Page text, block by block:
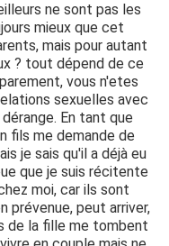
ne sont pas les
mieux que cet
mais pour autant
? tout dépend de ce
vous n'etes
sexuelles avec
En tant que
fils me demande de
je sais qu'il a déjà eu
que je suis récitente
moi, car ils sont
prévenue, peut arriver,
de la fille me tombent